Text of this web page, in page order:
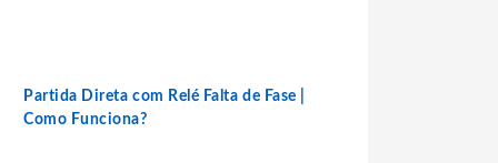
Partida Direta com Relé Falta de Fase |
Como Funciona?